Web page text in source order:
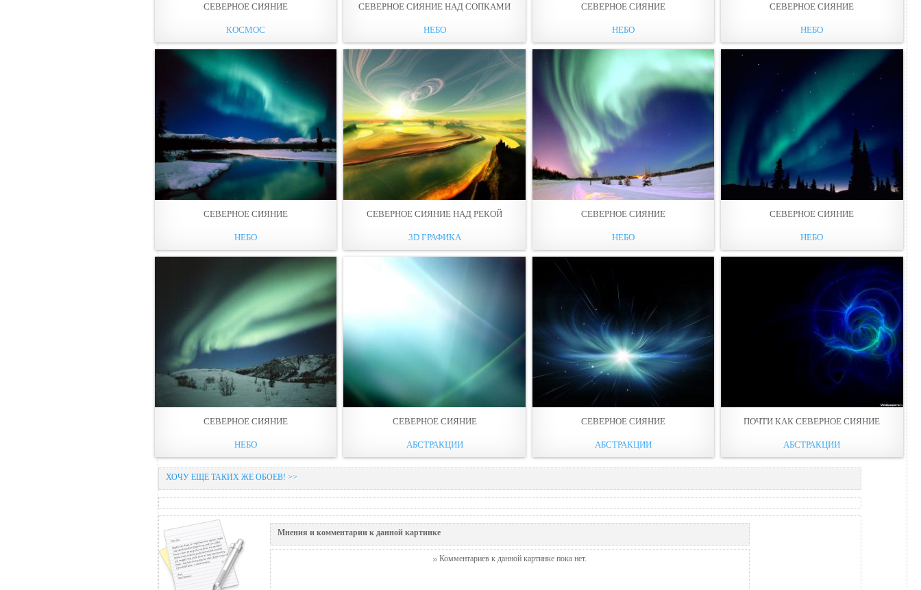
СЕВЕРНОЕ СИЯНИЕ
КОСМОС
СЕВЕРНОЕ СИЯНИЕ НАД СОПКАМИ
НЕБО
СЕВЕРНОЕ СИЯНИЕ
НЕБО
СЕВЕРНОЕ СИЯНИЕ
НЕБО
СЕВЕРНОЕ СИЯНИЕ
НЕБО
СЕВЕРНОЕ СИЯНИЕ НАД РЕКОЙ
3D ГРАФИКА
СЕВЕРНОЕ СИЯНИЕ
НЕБО
СЕВЕРНОЕ СИЯНИЕ
НЕБО
СЕВЕРНОЕ СИЯНИЕ
НЕБО
СЕВЕРНОЕ СИЯНИЕ
АБСТРАКЦИИ
СЕВЕРНОЕ СИЯНИЕ
АБСТРАКЦИИ
ПОЧТИ КАК СЕВЕРНОЕ СИЯНИЕ
АБСТРАКЦИИ
ХОЧУ ЕЩЕ ТАКИХ ЖЕ ОБОЕВ! >>
Мнения и комментарии к данной картинке
Комментариев к данной картинке пока нет.